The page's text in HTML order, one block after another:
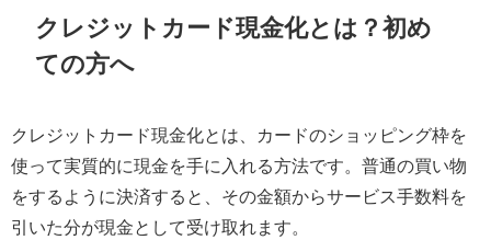
クレジットカード現金化とは？初め
ての方へ
クレジットカード現金化とは、カードのショッピング枠を
使って実質的に現金を手に入れる方法です。普通の買い物
をするように決済すると、その金額からサービス手数料を
引いた分が現金として受け取れます。